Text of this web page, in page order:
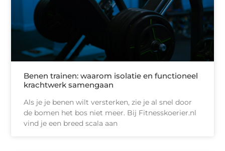
Benen trainen: waarom isolatie en functioneel
krachtwerk samengaan
Als je je benen wilt versterken, zie je al snel door
de bomen het bos niet meer. Bij Fitnesskoerier.nl
vind je een breed scala aan